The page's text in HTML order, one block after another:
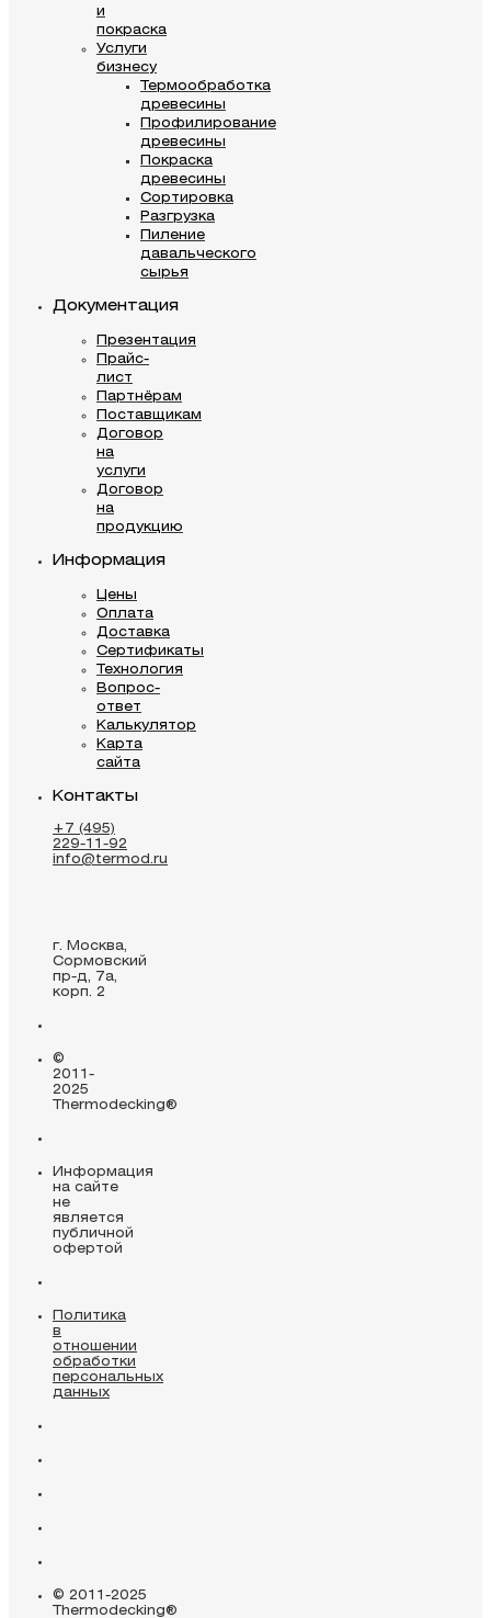
и
покраска
Услуги
бизнесу
Термообработка
древесины
Профилирование
древесины
Покраска
древесины
Сортировка
Разгрузка
Пиление
давальческого
сырья
Документация
Презентация
Прайс-
лист
Партнёрам
Поставщикам
Договор
на
услуги
Договор
на
продукцию
Информация
Цены
Оплата
Доставка
Сертификаты
Технология
Вопрос-
ответ
Калькулятор
Карта
сайта
Контакты
+7 (495)
229-11-92
info@termod.ru
г. Москва,
Сормовский
пр-д, 7а,
корп. 2
©
2011-
2025
Thermodecking®
Информация
на сайте
не
является
публичной
офертой
Политика
в
отношении
обработки
персональных
данных
© 2011-2025
Thermodecking®